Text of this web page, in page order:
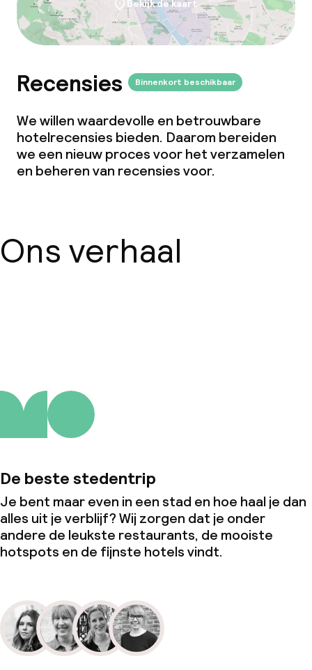
Overal rookvrij
Bekijk de kaart
Recensies Binnenkort beschikbaar
We willen waardevolle en betrouwbare
hotelrecensies bieden. Daarom bereiden
we een nieuw proces voor het verzamelen
en beheren van recensies voor.
Ons verhaal
De beste stedentrip
Je bent maar even in een stad en hoe haal je dan
alles uit je verblijf? Wij zorgen dat je onder
andere de leukste restaurants, de mooiste
hotspots en de fijnste hotels vindt.